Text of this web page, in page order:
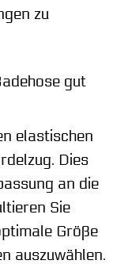
zu
gut
elastischen
Dies
an die
Sie
Größe
auszuwählen.